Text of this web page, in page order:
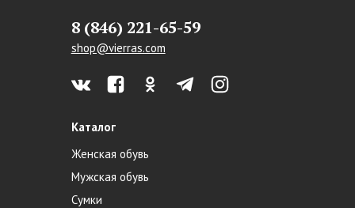
8 (846) 221-65-59
shop@vierras.com
Каталог
Женская обувь
Мужская обувь
Сумки